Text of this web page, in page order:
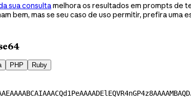
sua consultamelhora os resultados em prompts de
bem, mas se seu caso de uso permitir, prefira uma
PHP Ruby